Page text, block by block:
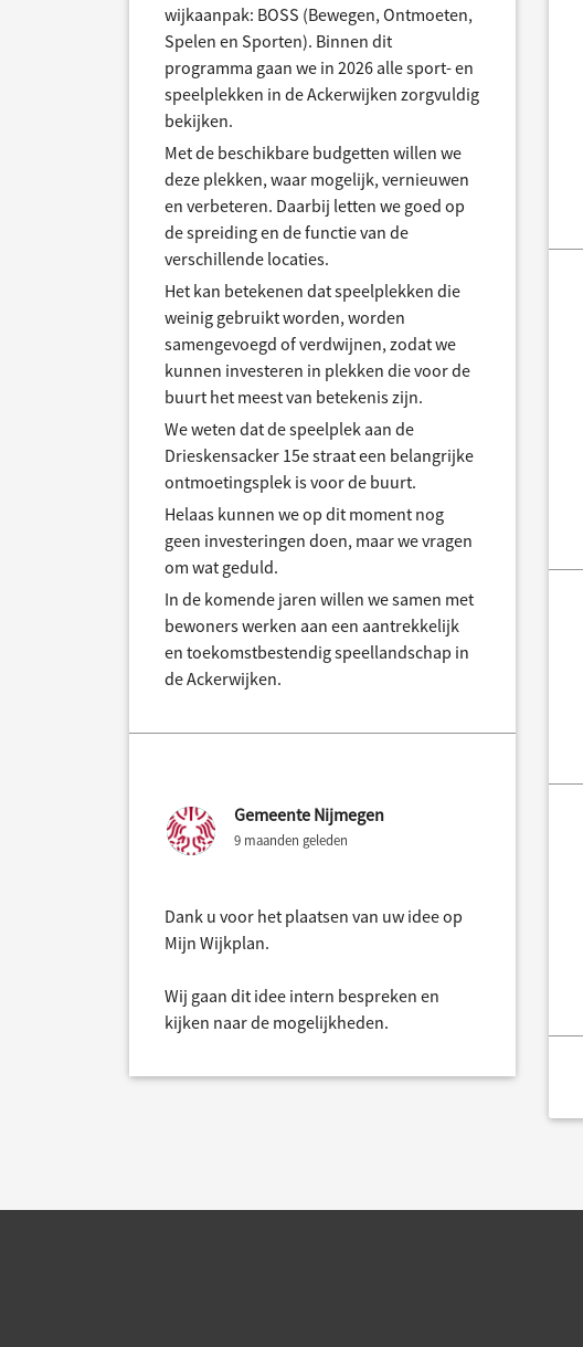
wijkaanpak: BOSS (Bewegen, Ontmoeten,
Spelen en Sporten). Binnen dit
programma gaan we in 2026 alle sport- en
speelplekken in de Ackerwijken zorgvuldig
bekijken.
Met de beschikbare budgetten willen we
deze plekken, waar mogelijk, vernieuwen
en verbeteren. Daarbij letten we goed op
de spreiding en de functie van de
verschillende locaties.
Het kan betekenen dat speelplekken die
weinig gebruikt worden, worden
samengevoegd of verdwijnen, zodat we
kunnen investeren in plekken die voor de
buurt het meest van betekenis zijn.
We weten dat de speelplek aan de
Drieskensacker 15e straat een belangrijke
ontmoetingsplek is voor de buurt.
Helaas kunnen we op dit moment nog
geen investeringen doen, maar we vragen
om wat geduld.
In de komende jaren willen we samen met
bewoners werken aan een aantrekkelijk
en toekomstbestendig speellandschap in
de Ackerwijken.
Gemeente Nijmegen
9 maanden geleden
Dank u voor het plaatsen van uw idee op
Mijn Wijkplan.
Wij gaan dit idee intern bespreken en
kijken naar de mogelijkheden.